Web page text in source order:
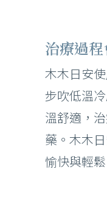
治療過程
木木日安
步吹低溫
溫舒適，
藥。木木
愉快與輕鬆